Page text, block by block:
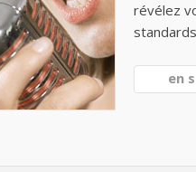
révélez
en